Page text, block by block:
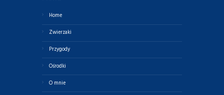
Home
Zwierzaki
Przygody
Ośrodki
O mnie